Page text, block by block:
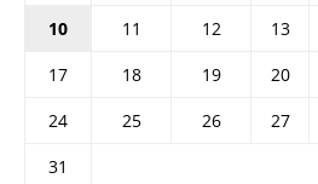
10
11 12 13
17
18 19 20
24
25 26 27
31